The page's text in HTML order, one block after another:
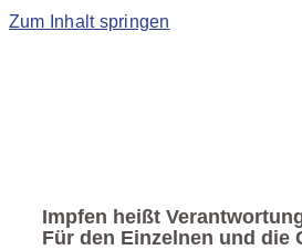
Zum Inhalt springen
Impfen heißt
Für den Einzelnen und die